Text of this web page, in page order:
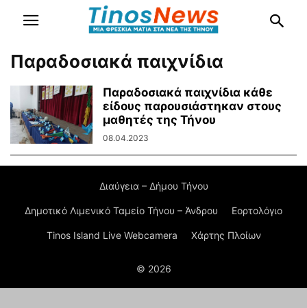
Παραδοσιακά παιχνίδια
Παραδοσιακά παιχνίδια κάθε
είδους παρουσιάστηκαν στους
μαθητές της Τήνου
08.04.2023
Διαύγεια – Δήμου Τήνου
Δημοτικό Λιμενικό Ταμείο Τήνου – Άνδρου Εορτολόγιο
Tinos Island Live Webcamera Χάρτης Πλοίων
© 2026